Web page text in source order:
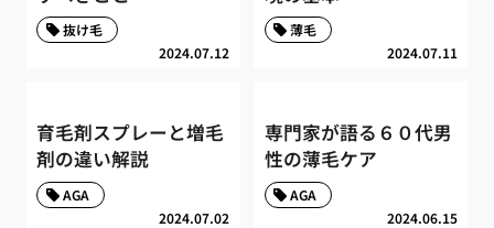
2024.07.12
抜け毛
2024.07.11
薄毛
育毛剤スプレーと増毛
剤の違い解説
2024.07.02
AGA
専門家が語る６０代男
性の薄毛ケア
2024.06.15
AGA